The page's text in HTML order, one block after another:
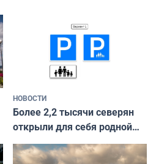
НОВОСТИ
Более 2,2 тысячи северян
открыли для себя родной
край в рамках проекта
«Туризм для своих»